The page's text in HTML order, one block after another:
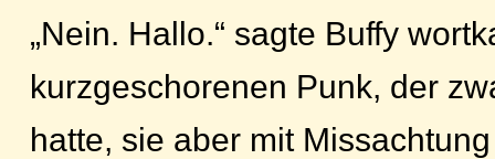
„Nein. Hallo.“ sagte Buffy
kurzgeschorenen Punk, der
hatte, sie aber mit